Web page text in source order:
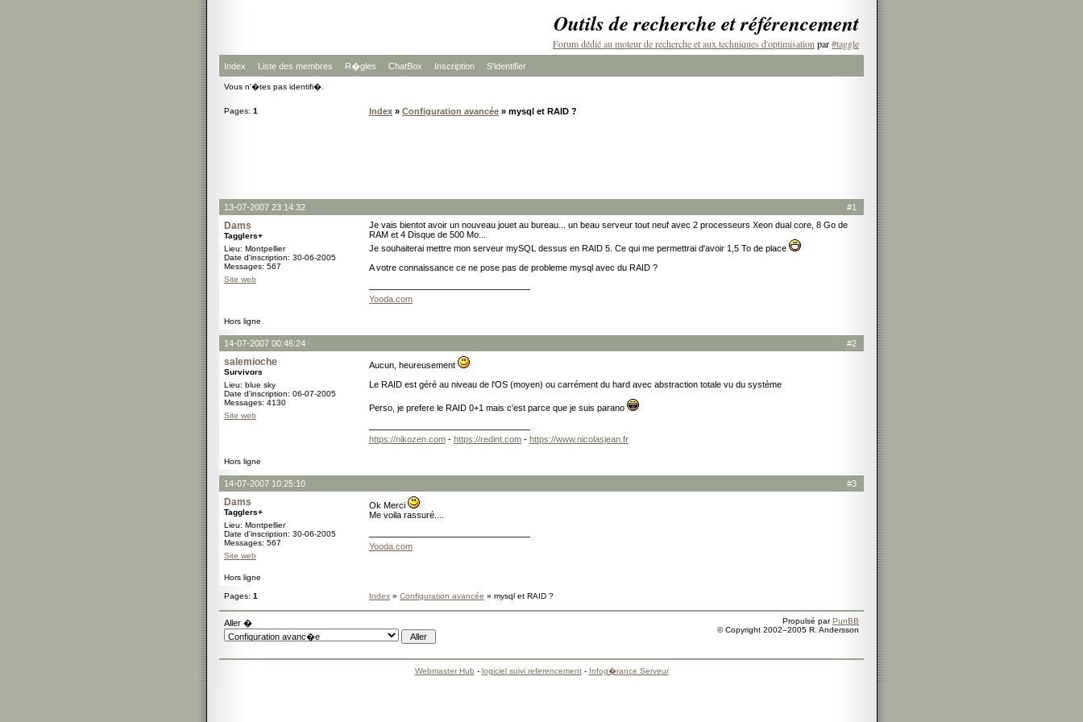
Outils de recherche et référencement
Forum dédié au moteur de recherche et aux techniques d'optimisation par#taggle
Index Liste des membres R�gles ChatBox Inscription S'identifier
Vous n'�tes pas identifi�.
Pages: 1 Index » Configuration avancée » mysql et RAID ?
#1
13-07-2007 23:14:32
Dams
Tagglers+
Lieu: Montpellier
Date d'inscription: 30-06-2005
Messages: 567
Site web
Je vais bientot avoir un nouveau jouet au bureau... un beau serveur tout neuf avec 2 processeurs Xeon dual core, 8 Go de
RAM et 4 Disque de 500 Mo...
Je souhaiterai mettre mon serveur mySQL dessus en RAID 5. Ce qui me permettrai d'avoir 1,5 To de place
A votre connaissance ce ne pose pas de probleme mysql avec du RAID ?
Yooda.com
Hors ligne
#2
14-07-2007 00:46:24
salemioche
Survivors
Lieu: blue sky
Date d'inscription: 06-07-2005
Messages: 4130
Site web
Aucun, heureusement
Le RAID est géré au niveau de l'OS (moyen) ou carrément du hard avec abstraction totale vu du système
Perso, je prefere le RAID 0+1 mais c'est parce que je suis parano
https://nikozen.com - https://redint.com - https://www.nicolasjean.fr
Hors ligne
#3
14-07-2007 10:25:10
Dams
Tagglers+
Lieu: Montpellier
Date d'inscription: 30-06-2005
Messages: 567
Site web
Ok Merci
Me voila rassuré....
Yooda.com
Hors ligne
Pages: 1 Index » Configuration avancée » mysql et RAID ?
Aller � Propulsé parPunBB
© Copyright 2002–2005 R. Andersson
Webmaster Hub - logiciel suivi referencement- Infog�rance Serveur